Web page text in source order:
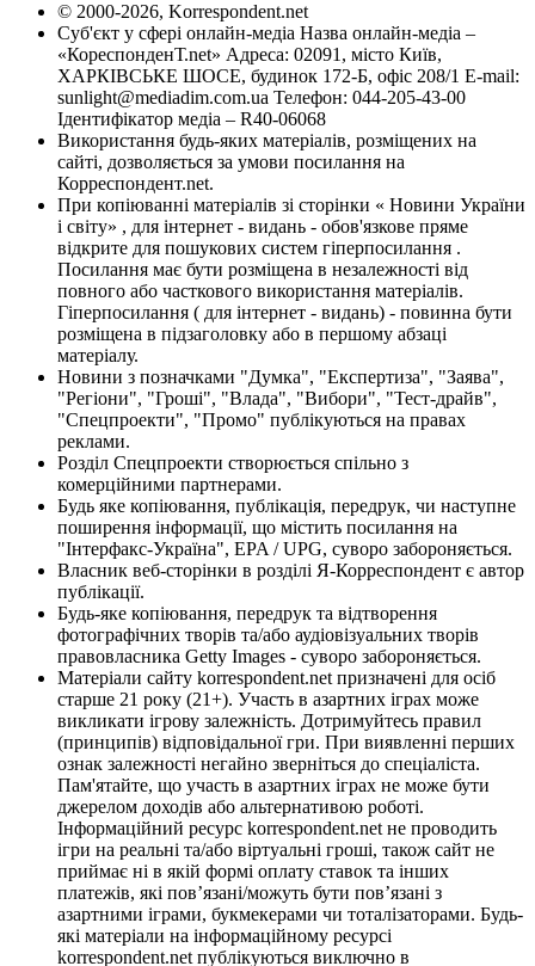
© 2000-2026, Korrespondent.net
Суб'єкт у сфері онлайн-медіа Назва онлайн-медіа –
«КореспонденТ.net» Адреса: 02091, місто Київ,
ХАРКІВСЬКЕ ШОСЕ, будинок 172-Б, офіс 208/1 E-mail:
sunlight@mediadim.com.ua Телефон: 044-205-43-00
Ідентифікатор медіа – R40-06068
Використання будь-яких матеріалів, розміщених на
сайті, дозволяється за умови посилання на
Корреспондент.net.
При копіюванні матеріалів зі сторінки « Новини України
і світу» , для інтернет - видань - обов'язкове пряме
відкрите для пошукових систем гіперпосилання .
Посилання має бути розміщена в незалежності від
повного або часткового використання матеріалів.
Гіперпосилання ( для інтернет - видань) - повинна бути
розміщена в підзаголовку або в першому абзаці
матеріалу.
Новини з позначками "Думка", "Експертиза", "Заява",
"Регіони", "Гроші", "Влада", "Вибори", "Тест-драйв",
"Спецпроекти", "Промо" публікуються на правах
реклами.
Розділ Спецпроекти створюється спільно з
комерційними партнерами.
Будь яке копіювання, публікація, передрук, чи наступне
поширення інформації, що містить посилання на
"Інтерфакс-Україна", EPA / UPG, суворо забороняється.
Власник веб-сторінки в розділі Я-Корреспондент є автор
публікації.
Будь-яке копіювання, передрук та відтворення
фотографічних творів та/або аудіовізуальних творів
правовласника Getty Images - суворо забороняється.
Матеріали сайту korrespondent.net призначені для осіб
старше 21 року (21+). Участь в азартних іграх може
викликати ігрову залежність. Дотримуйтесь правил
(принципів) відповідальної гри. При виявленні перших
ознак залежності негайно зверніться до спеціаліста.
Пам'ятайте, що участь в азартних іграх не може бути
джерелом доходів або альтернативою роботі.
Інформаційний ресурс korrespondent.net не проводить
ігри на реальні та/або віртуальні гроші, також сайт не
приймає ні в якій формі оплату ставок та інших
платежів, які пов’язані/можуть бути пов’язані з
азартними іграми, букмекерами чи тоталізаторами. Будь-
які матеріали на інформаційному ресурсі
korrespondent.net публікуються виключно в